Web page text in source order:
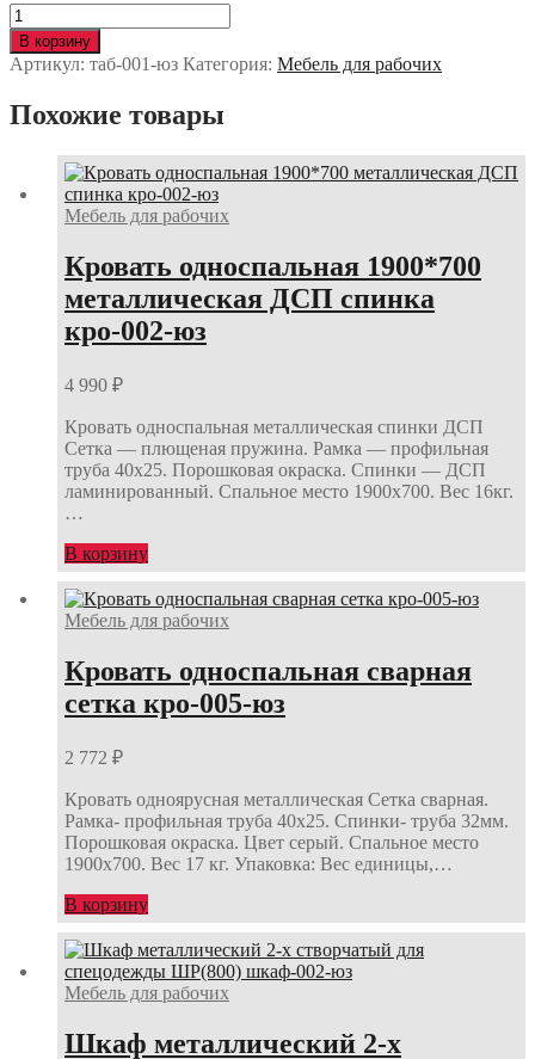
Количество
Табурет
таб-001-
юз
В корзину
Артикул: таб-001-юз Категория: Мебель для рабочих
Похожие товары
Мебель для рабочих
Кровать односпальная 1900*700
металлическая ДСП спинка
кро-002-юз
4 990 ₽
Кровать односпальная металлическая спинки ДСП
Сетка — плющеная пружина. Рамка — профильная
труба 40х25. Порошковая окраска. Спинки — ДСП
ламинированный. Спальное место 1900х700. Вес 16кг.
…
В корзину
Мебель для рабочих
Кровать односпальная сварная
сетка кро-005-юз
2 772 ₽
Кровать одноярусная металлическая Сетка сварная.
Рамка- профильная труба 40х25. Спинки- труба 32мм.
Порошковая окраска. Цвет серый. Спальное место
1900х700. Вес 17 кг. Упаковка: Вес единицы,…
В корзину
Мебель для рабочих
Шкаф металлический 2-х